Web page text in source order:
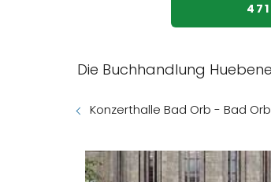
Die Buchhandlung
Konzerthalle Bad Orb - Bad Orb